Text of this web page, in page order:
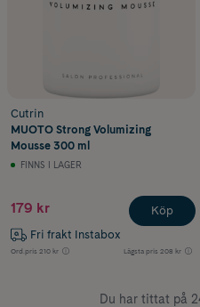
Cutrin
MUOTO Strong Volumizing
Mousse 300 ml
FINNS I LAGER
179 kr
Fri frakt Instabox
Ord.pris 210 kr Lägsta pris 208 kr
Köp
Du har tittat på